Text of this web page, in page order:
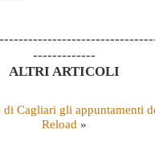
-------------
ALTRI ARTICOLI
di Cagliari gli appuntamenti
Reload »